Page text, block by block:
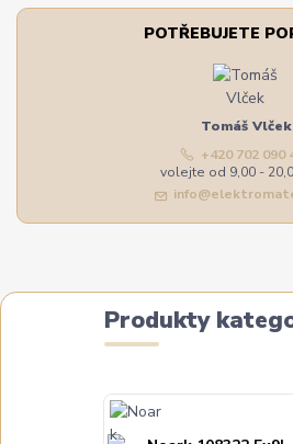
POTŘEBUJETE
Tomáš Vlček
+420 702 090
volejte od 9,00 -
Produkty